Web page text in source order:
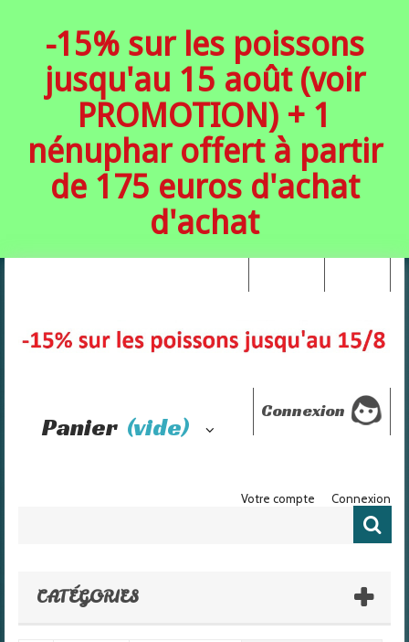
-15% sur les poissons
jusqu'au 15 août (voir
PROMOTION) + 1
nénuphar offert à partir
de 175 euros d'achat
d'achat
Connexion
Panier (vide)
Votre compte Connexion
CATÉGORIES